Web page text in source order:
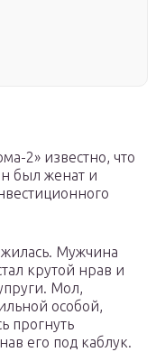
2» известно, что
был женат и
Мужчина
крутой нрав и
Мол,
особой,
прогнуть
его под каблук.